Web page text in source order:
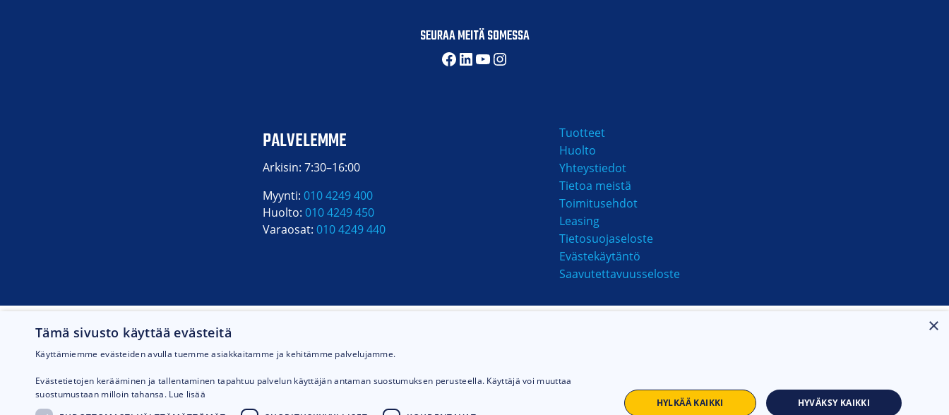
SEURAA MEITÄ SOMESSA
Facebook
LinkedIn
YouTube
Instagram
PALVELEMME
Arkisin: 7:30–16:00
Myynti: 010 4249 400
Huolto: 010 4249 450
Varaosat: 010 4249 440
Tuotteet
Huolto
Yhteystiedot
Tietoa meistä
Toimitusehdot
Leasing
Tietosuojaseloste
Evästekäytäntö
Saavutettavuusseloste
×
Tämä sivusto käyttää evästeitä
Käyttämiemme evästeiden avulla tuemme asiakkaitamme ja kehitämme palvelujamme.
Evästetietojen kerääminen ja tallentaminen tapahtuu palvelun käyttäjän antaman suostumuksen perusteella. Käyttäjä voi muuttaa
suostumustaan milloin tahansa. Lue lisää
HYVÄKSY KAIKKI
HYLKÄÄ KAIKKI